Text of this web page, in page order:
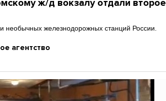
ж/д вокзалу отдали второе
необычных железнодорожных станций России.
агентство